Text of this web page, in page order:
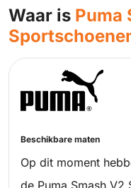
Waar is Puma
Beschikbare maten
Op dit moment